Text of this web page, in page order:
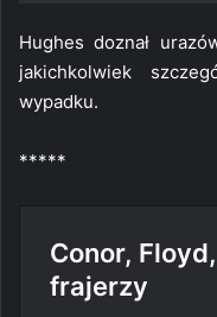
Hughes doznał
jakichkolwiek
wypadku.
*****